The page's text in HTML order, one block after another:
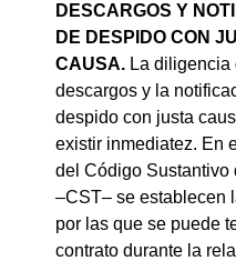
DESCARGOS Y
DE DESPIDO CON
CAUSA. La diligencia
descargos y la
despido con justa
existir inmediatez. En
del Código Sustantivo
–CST– se establecen
por las que se puede
contrato durante la